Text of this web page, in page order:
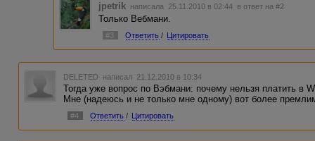
jpetrik написала 25.11.2010 в 02:44 в ответ на #2
Только Вебмани.
#3 Ответить / Цитировать
DELETED написал 21.12.2010 в 10:34
Тогда уже вопрос по Вэбмани: почему нельзя платить в
Мне (надеюсь и не только мне одному) вот более
#4 Ответить / Цитировать